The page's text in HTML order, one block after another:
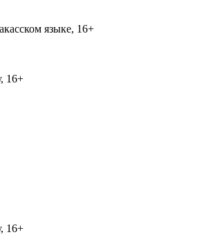
языке, 16+
16+
16+